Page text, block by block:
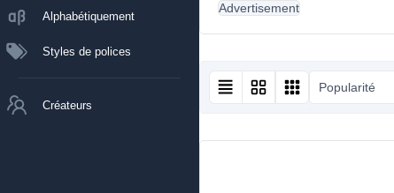
Alphabétiquement
Styles de polices
Créateurs
Advertisement
Popularité